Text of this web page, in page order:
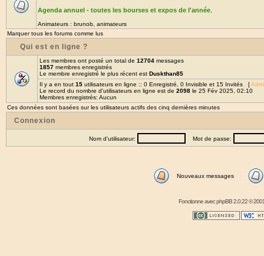
Agenda annuel - toutes les bourses et expos de l'année
Animateurs : brunob animateurs
Marquer tous les forums comme lus
Qui est en ligne ?
Les membres ont posté un total de 12704 messages
1857 membres enregistrés
Le membre enregistré le plus récent est Duskthan85
Il y a en tout 15 utilisateurs en ligne :: 0 Enregistré, 0 Invisible et 15 Invités [
Le record du nombre d'utilisateurs en ligne est de 2098 le 25 Fév 2025, 02:10
Membres enregistrés: Aucun
Ces données sont basées sur les utilisateurs actifs des cinq dernières minutes
Connexion
Nom d'utilisateur: Mot de passe:
Nouveaux messages
Fonctionne avecphpBB2.0.22 ©